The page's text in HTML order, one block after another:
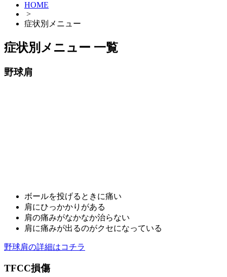
HOME
>
症状別メニュー
症状別メニュー 一覧
野球肩
ボールを投げるときに痛い
肩にひっかかりがある
肩の痛みがなかなか治らない
肩に痛みが出るのがクセになっている
野球肩の詳細はコチラ
TFCC損傷